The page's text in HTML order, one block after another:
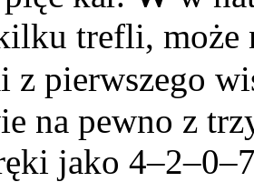
trefli, może
z pierwszego
na pewno z
jako